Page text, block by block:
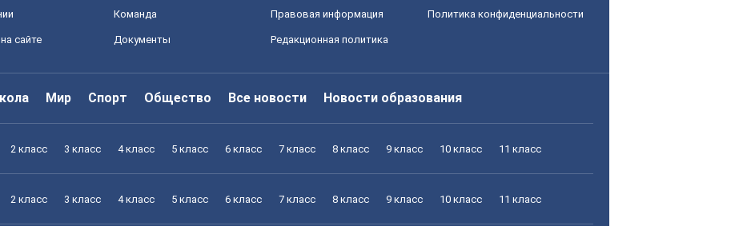
Команда Правовая информация Политика конфиденциальности
сайте Документы Редакционная политика
Мир Спорт Общество Все новости Новости образования
2 класс 3 класс 4 класс 5 класс 6 класс 7 класс 8 класс 9 класс 10 класс 11 класс
2 класс 3 класс 4 класс 5 класс 6 класс 7 класс 8 класс 9 класс 10 класс 11 класс